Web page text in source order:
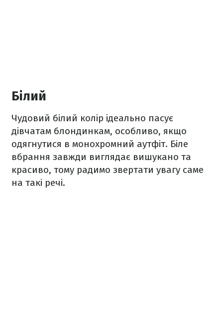
Білий
Чудовий білий колір ідеально пасує
дівчатам блондинкам, особливо, якщо
одягнутися в монохромний аутфіт. Біле
вбрання завжди виглядає вишукано та
красиво, тому радимо звертати увагу саме
на такі речі.